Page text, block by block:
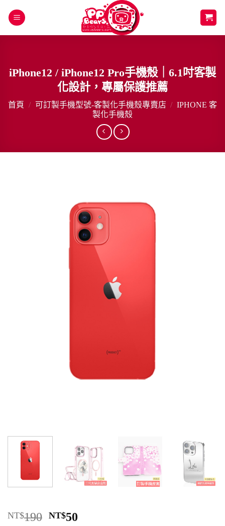
iPhone12 / iPhone12 Pro手機殼｜6.1吋客製
化設計，專屬保護推薦
首頁 / 可訂製手機型號-客製化手機殼專賣店 / IPHONE 客
製化手機殼
NT$190 原
NT$50